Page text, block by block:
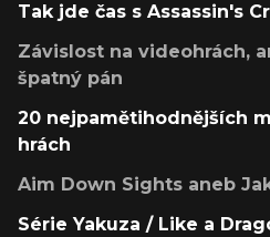
Tak jde čas s Assassin's
Závislost na videohrách,
špatný pán
20 nejpamětihodnějších
hrách
Aim Down Sights aneb
Série Yakuza / Like a